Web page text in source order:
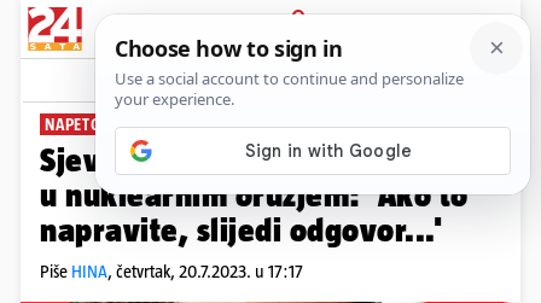
PRIJAVA
News Komentari
NAPETOSTI NA KOREJSKOM POLUOTOKU
Sjeverna Koreja zaprijetila SAD-
u nuklearnim oružjem: 'Ako to
napravite, slijedi odgovor...'
Piše HINA, četvrtak, 20.7.2023. u 17:17